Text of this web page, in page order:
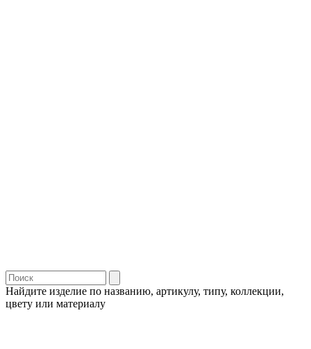
Найдите изделие по названию, артикулу, типу, коллекции,
цвету или материалу